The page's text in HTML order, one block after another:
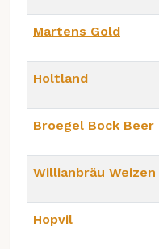
Martens Gold
Holtland
Broegel Bock Beer
Willianbräu Weizen
Hopvil